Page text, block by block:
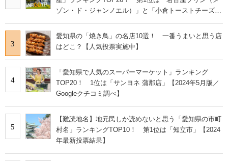
ゾン・ド・ジャンノエル）」と「小倉トーストチーズケ
3
愛知県の「焼き鳥」の名店10選！ 一番うまいと思う店
はどこ？【人気投票実施中】
4
「愛知県で人気のスーパーマーケット」ランキング
TOP20！ 1位は「サンヨネ 蒲郡店」【2024年5月版／
Googleクチコミ調べ】
5
【難読地名】地元民しか読めないと思う「愛知県の市町
村名」ランキングTOP10！ 第1位は「知立市」【2024
年最新投票結果】